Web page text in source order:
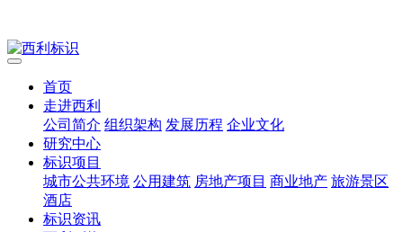
首页
走进西利
公司简介 组织架构 发展历程 企业文化
研究中心
标识项目
城市公共环境 公用建筑 房地产项目 商业地产 旅游景区
酒店
标识资讯